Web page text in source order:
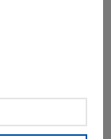
8x